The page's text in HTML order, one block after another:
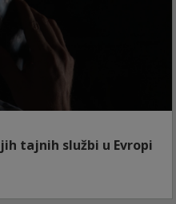
tajnih službi u Evropi